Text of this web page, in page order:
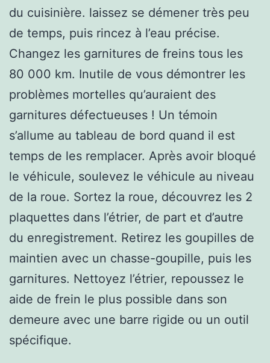
du cuisinière. laissez se démener très peu
de temps, puis rincez à l’eau précise.
Changez les garnitures de freins tous les
80 000 km. Inutile de vous démontrer les
problèmes mortelles qu’auraient des
garnitures défectueuses ! Un témoin
s’allume au tableau de bord quand il est
temps de les remplacer. Après avoir bloqué
le véhicule, soulevez le véhicule au niveau
de la roue. Sortez la roue, découvrez les 2
plaquettes dans l’étrier, de part et d’autre
du enregistrement. Retirez les goupilles de
maintien avec un chasse-goupille, puis les
garnitures. Nettoyez l’étrier, repoussez le
aide de frein le plus possible dans son
demeure avec une barre rigide ou un outil
spécifique.